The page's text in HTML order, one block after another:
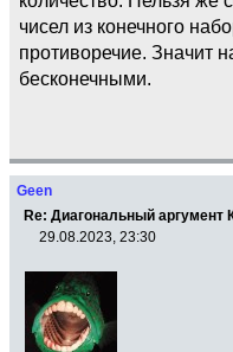
чисел из конечного
противоречие. Значит
бесконечными.
Geen
Re: Диагональный аргумент
29.08.2023, 23:30